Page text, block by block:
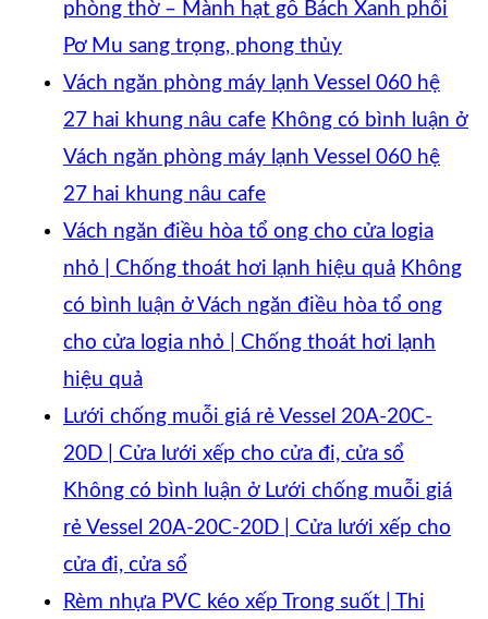
phòng thờ – Mành hạt gỗ Bách Xanh phối
Pơ Mu sang trọng, phong thủy
Vách ngăn phòng máy lạnh Vessel 060 hệ
27 hai khung nâu cafe Không có bình luận ở
Vách ngăn phòng máy lạnh Vessel 060 hệ
27 hai khung nâu cafe
Vách ngăn điều hòa tổ ong cho cửa logia
nhỏ | Chống thoát hơi lạnh hiệu quả Không
có bình luận ở Vách ngăn điều hòa tổ ong
cho cửa logia nhỏ | Chống thoát hơi lạnh
hiệu quả
Lưới chống muỗi giá rẻ Vessel 20A-20C-
20D | Cửa lưới xếp cho cửa đi, cửa sổ
Không có bình luận ở Lưới chống muỗi giá
rẻ Vessel 20A-20C-20D | Cửa lưới xếp cho
cửa đi, cửa sổ
Rèm nhựa PVC kéo xếp Trong suốt | Thi